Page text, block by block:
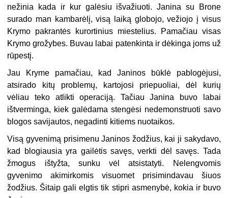
nežinia kada ir kur galėsiu išvažiuoti. Janina su Brone
surado man kambarėlį, visą laiką globojo, vežiojo į visus
Krymo pakrantės kurortinius miestelius. Pamačiau visas
Krymo grožybes. Buvau labai patenkinta ir dėkinga joms už
rūpestį.
Jau Kryme pamačiau, kad Janinos būklė pablogėjusi,
atsirado kitų problemų, kartojosi priepuoliai, dėl kurių
vėliau teko atlikti operaciją. Tačiau Janina buvo labai
ištverminga, kiek galėdama stengėsi nedemonstruoti savo
blogos savijautos, negadinti kitiems nuotaikos.
Visą gyvenimą prisimenu Janinos žodžius, kai ji sakydavo,
kad blogiausia yra gailėtis savęs, verkti dėl savęs. Tada
žmogus ištyžta, sunku vėl atsistatyti. Nelengvomis
gyvenimo akimirkomis visuomet prisimindavau šiuos
žodžius. Šitaip gali elgtis tik stipri asmenybė, kokia ir buvo